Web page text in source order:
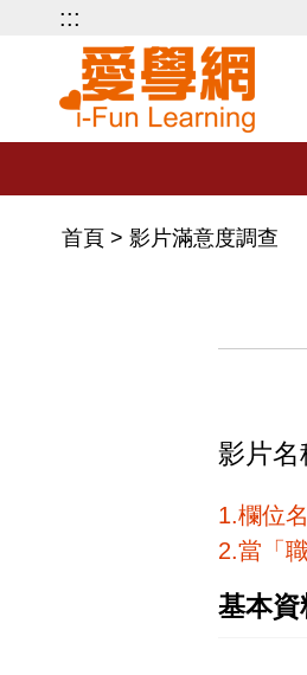
:::
首頁 > 影片滿意度調查
影片名
1.欄位
2.當「
基本資